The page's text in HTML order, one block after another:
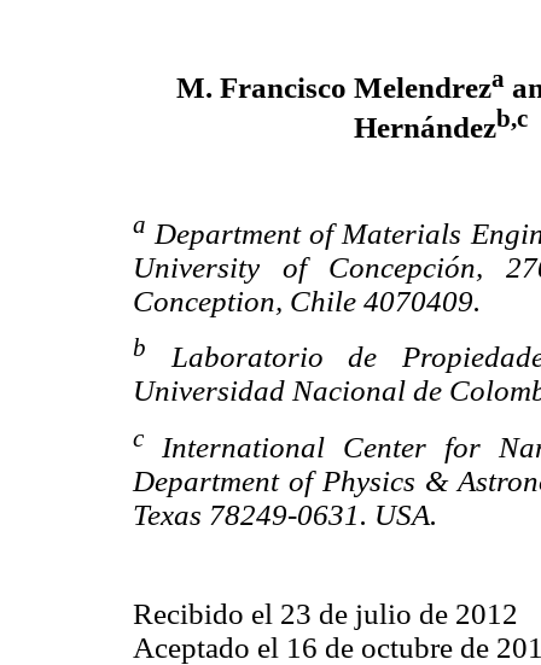
M. Francisco Melendreza
Hernándezb,c
a Department of Materials
University of Concepción,
Conception, Chile 4070409.
b
Laboratorio de
Universidad Nacional de
c
International Center for
Department of Physics &
Texas 78249-0631. USA.
Recibido el 23 de julio de 2012
Aceptado el 16 de octubre de